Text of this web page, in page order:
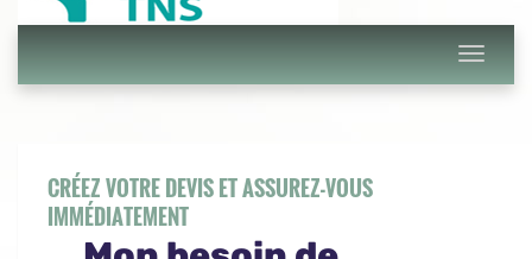
Toggle
CRÉEZ VOTRE DEVIS ET ASSUREZ-VOUS
IMMÉDIATEMENT